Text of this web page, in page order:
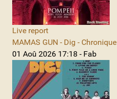
Live report
MAMAS GUN - Dig - Chronique
01 Aoû 2026 17:18 - Fab